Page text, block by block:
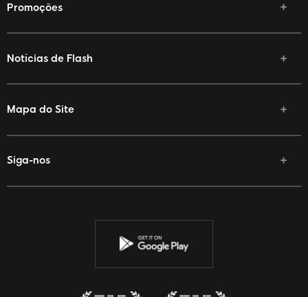
Promoções
Notícias de Flash
Mapa do Site
Siga-nos
Facebook